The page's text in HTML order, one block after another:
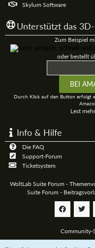
Skylum Software
Unterstützt das
Zum Beispiel
oder bestellt
Durch Klick auf den Button erfolgt
Lest
Info & Hilfe
Die FAQ
Support-Forum
Ticketsystem
WoltLab Suite Forum -
Suite Forum -
Community-